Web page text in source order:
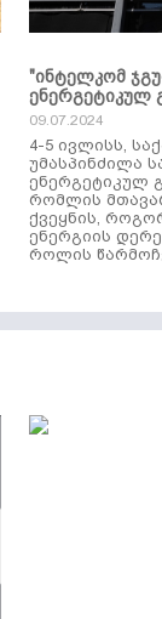
"ინტელკომ
ენერგეტიკულ
09.07.2024
4-5 ივლისს,
უმასპინძილა
ენერგეტიკულ
რომლის
ქვეყნის,
ენერგიის
როლის